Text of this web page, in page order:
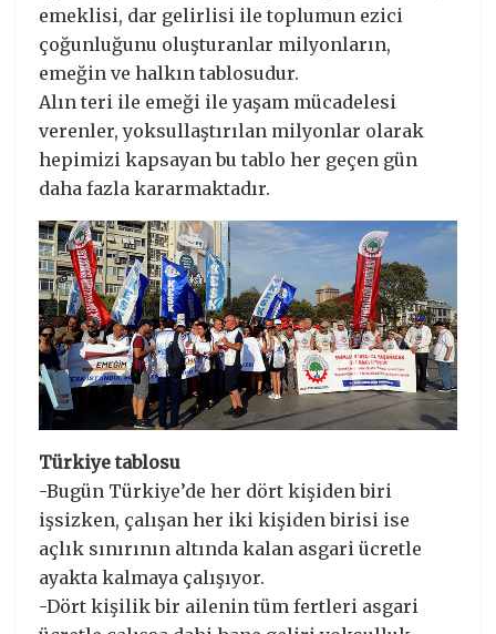
emeklisi, dar gelirlisi ile toplumun ezici
çoğunluğunu oluşturanlar milyonların,
emeğin ve halkın tablosudur.
Alın teri ile emeği ile yaşam mücadelesi
verenler, yoksullaştırılan milyonlar olarak
hepimizi kapsayan bu tablo her geçen gün
daha fazla kararmaktadır.
Türkiye tablosu
-Bugün Türkiye’de her dört kişiden biri
işsizken, çalışan her iki kişiden birisi ise
açlık sınırının altında kalan asgari ücretle
ayakta kalmaya çalışıyor.
-Dört kişilik bir ailenin tüm fertleri asgari